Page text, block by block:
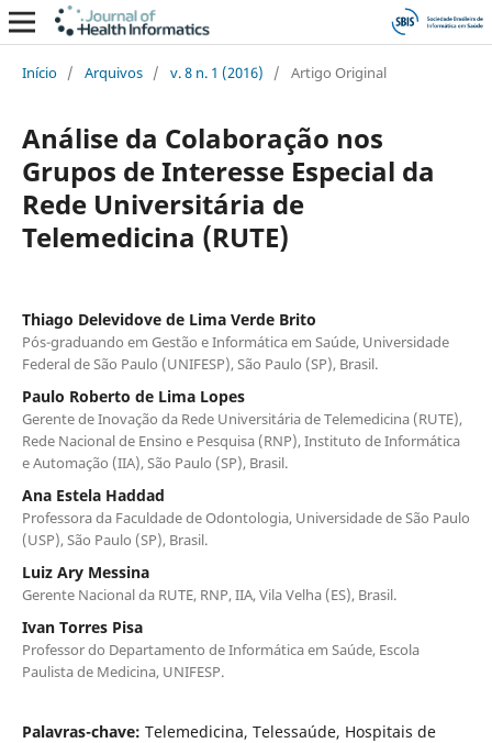
Início / Arquivos / v. 8 n. 1 (2016) / Artigo Original
Análise da Colaboração nos
Grupos de Interesse Especial da
Rede Universitária de
Telemedicina (RUTE)
Thiago Delevidove de Lima Verde Brito
Pós-graduando em Gestão e Informática em Saúde, Universidade
Federal de São Paulo (UNIFESP), São Paulo (SP), Brasil.
Paulo Roberto de Lima Lopes
Gerente de Inovação da Rede Universitária de Telemedicina (RUTE),
Rede Nacional de Ensino e Pesquisa (RNP), Instituto de Informática
e Automação (IIA), São Paulo (SP), Brasil.
Ana Estela Haddad
Professora da Faculdade de Odontologia, Universidade de São Paulo
(USP), São Paulo (SP), Brasil.
Luiz Ary Messina
Gerente Nacional da RUTE, RNP, IIA, Vila Velha (ES), Brasil.
Ivan Torres Pisa
Professor do Departamento de Informática em Saúde, Escola
Paulista de Medicina, UNIFESP.
Palavras-chave: Telemedicina, Telessaúde, Hospitais de